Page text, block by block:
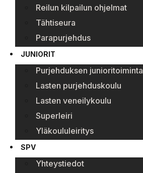
Reilun kilpailun ohjelmat
Tähtiseura
Parapurjehdus
JUNIORIT
Purjehduksen junioritoiminta
Lasten purjehduskoulu
Lasten veneilykoulu
Superleiri
Yläkoululeiritys
SPV
Yhteystiedot